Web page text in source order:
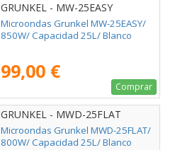
GRUNKEL - MW-25EASY
Microondas Grunkel MW-25EASY/
850W/ Capacidad 25L/ Blanco
99,00 €
Comprar
GRUNKEL - MWD-25FLAT
Microondas Grunkel MWD-25FLAT/
800W/ Capacidad 25L/ Blanco